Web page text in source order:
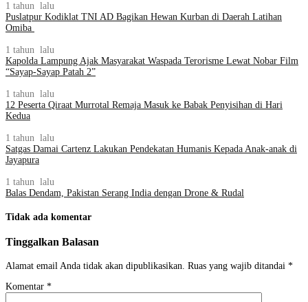
1 tahun lalu
Puslatpur Kodiklat TNI AD Bagikan Hewan Kurban di Daerah Latihan
Omiba
1 tahun lalu
Kapolda Lampung Ajak Masyarakat Waspada Terorisme Lewat Nobar Film
“Sayap-Sayap Patah 2”
1 tahun lalu
12 Peserta Qiraat Murrotal Remaja Masuk ke Babak Penyisihan di Hari
Kedua
1 tahun lalu
Satgas Damai Cartenz Lakukan Pendekatan Humanis Kepada Anak-anak di
Jayapura
1 tahun lalu
Balas Dendam, Pakistan Serang India dengan Drone & Rudal
Tidak ada komentar
Tinggalkan Balasan
Alamat email Anda tidak akan dipublikasikan. Ruas yang wajib ditandai *
Komentar *